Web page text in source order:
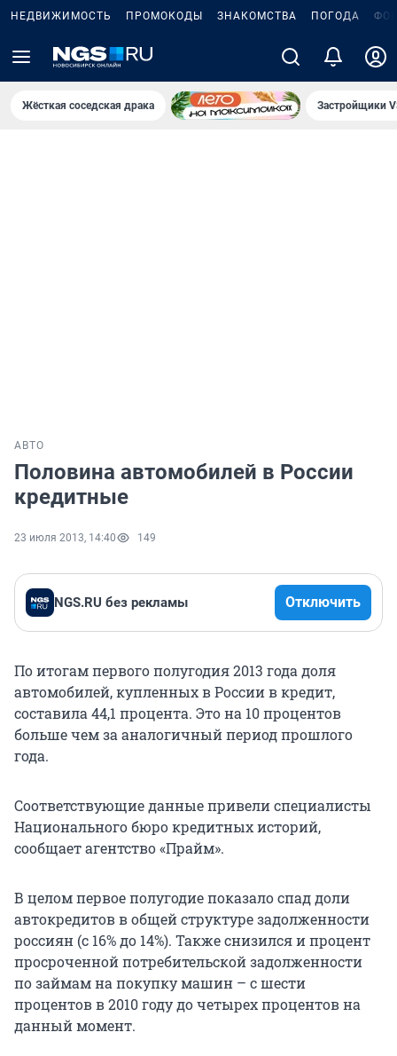
НЕДВИЖИМОСТЬ ПРОМОКОДЫ ЗНАКОМСТВА ПОГОДА
Жёсткая соседская драка Застройщики
АВТО
Половина автомобилей в России
кредитные
23 июля 2013, 14:40 149
NGS.RU без рекламы Отключить
По итогам первого полугодия 2013 года доля
автомобилей, купленных в России в кредит,
составила 44,1 процента. Это на 10 процентов
больше чем за аналогичный период прошлого
года.
Соответствующие данные привели специалисты
Национального бюро кредитных историй,
сообщает агентство «Прайм».
В целом первое полугодие показало спад доли
автокредитов в общей структуре задолженности
россиян (с 16% до 14%). Также снизился и процент
просроченной потребительской задолженности
по займам на покупку машин – с шести
процентов в 2010 году до четырех процентов на
данный момент.